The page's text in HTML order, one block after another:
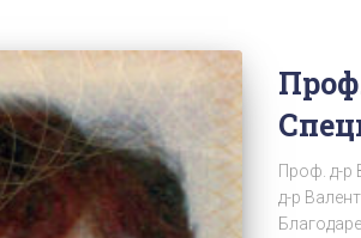
Проф. д-р
д-р